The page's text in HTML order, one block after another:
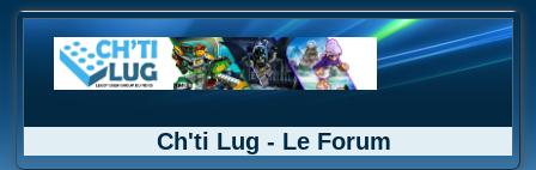
Ch'ti Lug - Le Forum